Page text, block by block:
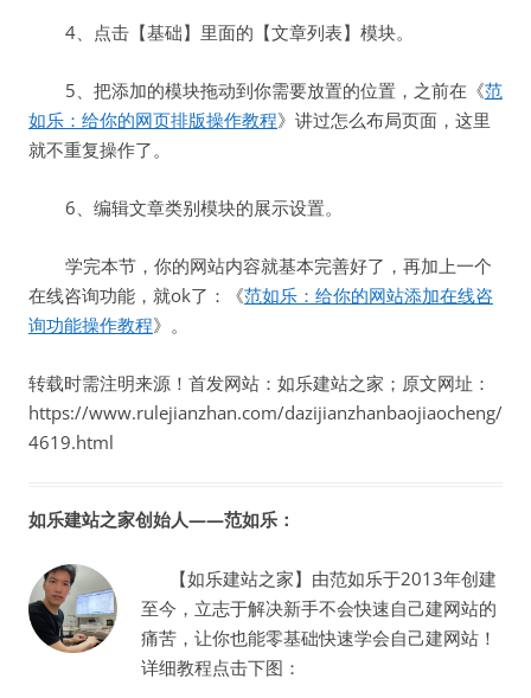
4、点击【基础】里面的【文章列表】模块。
5、把添加的模块拖动到你需要放置的位置，之前在《范
如乐：给你的网页排版操作教程》讲过怎么布局页面，这里
就不重复操作了。
6、编辑文章类别模块的展示设置。
学完本节，你的网站内容就基本完善好了，再加上一个
在线咨询功能，就ok了：《范如乐：给你的网站添加在线咨
询功能操作教程》。
转载时需注明来源！首发网站：如乐建站之家；原文网址：
https://www.rulejianzhan.com/dazijianzhanbaojiaocheng/
4619.html
如乐建站之家创始人——范如乐：
【如乐建站之家】由范如乐于2013年创建
至今，立志于解决新手不会快速自己建网站的
痛苦，让你也能零基础快速学会自己建网站！
详细教程点击下图：